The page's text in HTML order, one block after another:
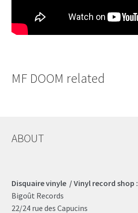
MF DOOM related
ABOUT
Disquaire vinyle / Vinyl record shop :
Bigoût Records
22/24 rue des Capucins